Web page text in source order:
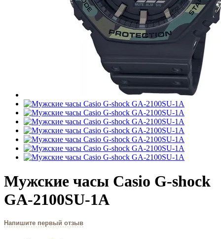
Мужские часы Casio G-shock
GA-2100SU-1A
Напишите первый отзыв